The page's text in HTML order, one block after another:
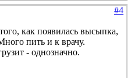
#4
как появилась высыпка,
пить и к врачу.
- однозначно.